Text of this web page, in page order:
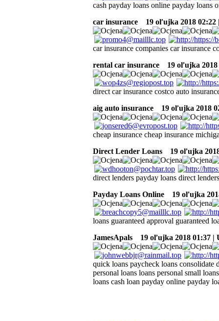
cash payday loans online payday loans
car insurance
19 oľujka 2018 02:22
car insurance companies car insurance
rental car insurance
19 oľujka 2018
direct car insurance costco auto
aig auto insurance
19 oľujka 2018
cheap insurance cheap insurance
Direct Lender Loans
19 oľujka
direct lenders payday loans direct
Payday Loans Online
19 oľujka
loans guaranteed approval guaranteed
JamesApals
19 oľujka 2018 01:37 |
quick loans paycheck loans consolidate
personal loans loans personal small
loans cash loan payday online payday